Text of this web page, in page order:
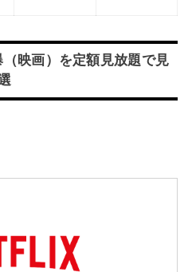
映画）を定額見放題で見